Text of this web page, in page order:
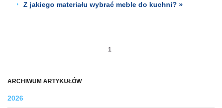
ARCHIWUM ARTYKUŁÓW
2026
Z jakiego materiału wybrać meble do kuchni? »
1